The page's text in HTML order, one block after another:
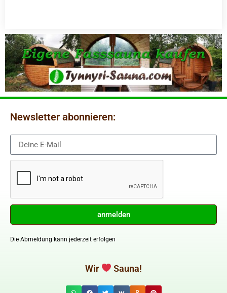
Newsletter abonnieren:
anmelden
Die Abmeldung kann jederzeit erfolgen
Wir Sauna!